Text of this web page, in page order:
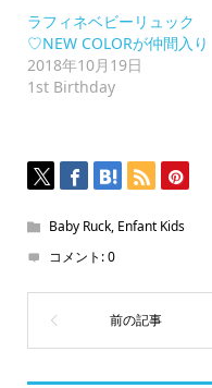
い
(新
し
い
ウ
ィ
開
き
ま
ラフィネベビーリュック
♡NEW COLORが仲間入り
2018年10月19日
1st Birthday
Baby Ruck, Enfant Kids
コメント:0